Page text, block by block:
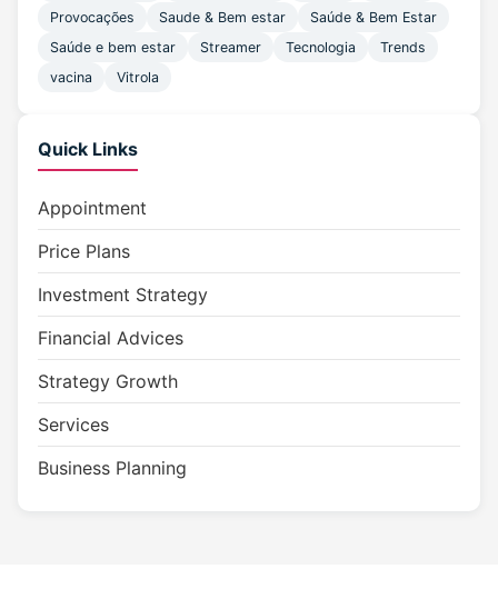
Provocações Saude & Bem estar
Saúde & Bem Estar
Saúde e bem estar
Streamer Tecnologia
Trends
vacina
Vitrola
Quick Links
Appointment
Price Plans
Investment Strategy
Financial Advices
Strategy Growth
Services
Business Planning